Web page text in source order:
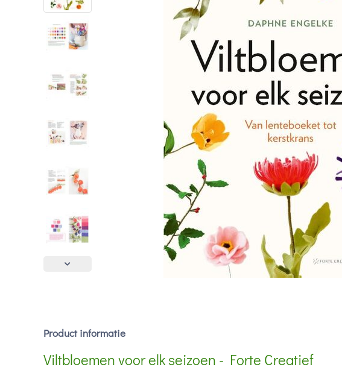
Product informatie
Viltbloemen voor elk seizoen - Forte Creatief